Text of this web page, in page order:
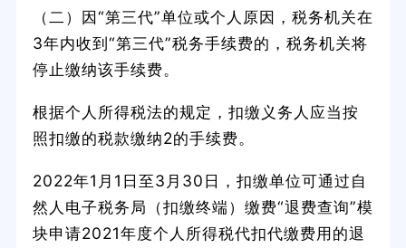
（二）因“第三代”单位或个人原因，税务机关在
3年内收到“第三代”税务手续费的，税务机关将
停止缴纳该手续费。
根据个人所得税法的规定，扣缴义务人应当按
照扣缴的税款缴纳2的手续费。
2022年1月1日至3月30日，扣缴单位可通过自
然人电子税务局（扣缴终端）缴费“退费查询”模
块申请2021年度个人所得税代扣代缴费用的退